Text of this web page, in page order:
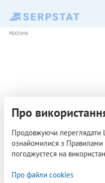
РЕКЛАМА
Про
Продовжуючи переглядати
ознайомилися з Правилами
погоджуєтеся на
Про файли cookies